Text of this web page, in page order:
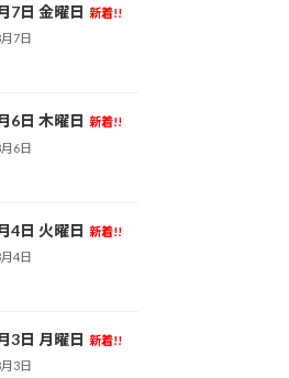
7日 金曜日 新着!!
7日
6日 木曜日 新着!!
6日
4日 火曜日 新着!!
4日
3日 月曜日 新着!!
3日